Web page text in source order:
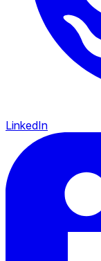
LinkedIn